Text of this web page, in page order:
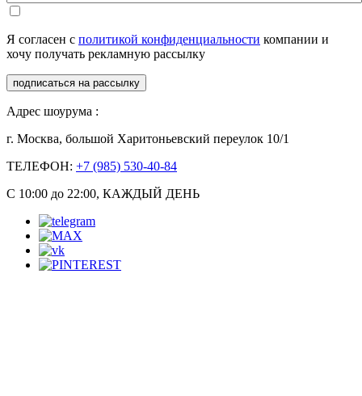
Я согласен с политикой конфиденциальности компании и
хочу получать рекламную рассылку
подписаться на рассылку
Адрес шоурума :
г. Москва, большой Харитоньевский переулок 10/1
ТЕЛЕФОН: +7 (985) 530-40-84
С 10:00 до 22:00, КАЖДЫЙ ДЕНЬ